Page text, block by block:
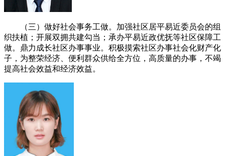
（三）做好社会事务工做。加强社区居平易近委员会的组
织扶植；开展双拥共建勾当；承办平易近政优抚等社区保障工
做。鼎力成长社区办事事业。积极摸索社区办事社会化财产化
子，为整荣经济、便利群众供给全方位，高质量的办事，不竭
提高社会效益和经济效益。